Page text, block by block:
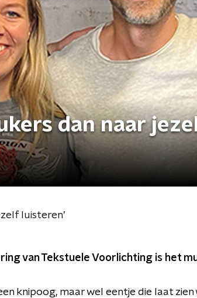
dan naar
luisteren’
van Tekstuele Voorlichting is het
knipoog, maar wel eentje die laat